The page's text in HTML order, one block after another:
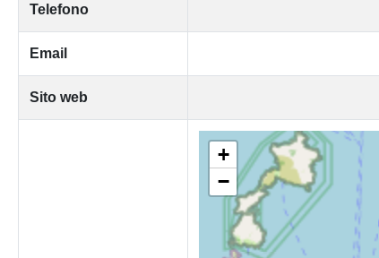
Telefono
Email
Sito web
+
−